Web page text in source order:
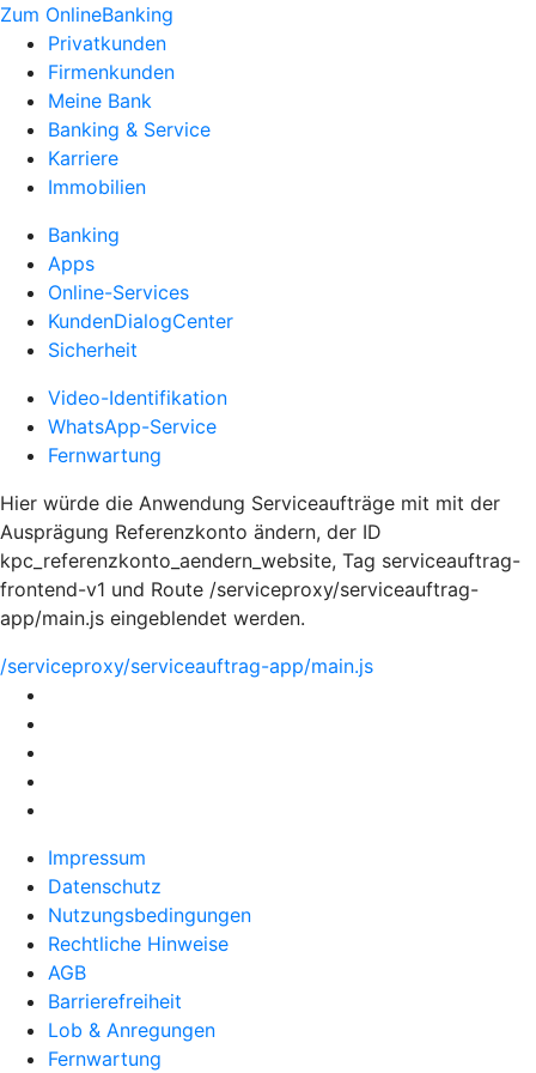
Zum OnlineBanking
Privatkunden
Firmenkunden
Meine Bank
Banking & Service
Karriere
Immobilien
Banking
Apps
Online-Services
KundenDialogCenter
Sicherheit
Video-Identifikation
WhatsApp-Service
Fernwartung
Hier würde die Anwendung Serviceaufträge mit mit der
Ausprägung Referenzkonto ändern, der ID
kpc_referenzkonto_aendern_website, Tag serviceauftrag-
frontend-v1 und Route /serviceproxy/serviceauftrag-
app/main.js eingeblendet werden.
/serviceproxy/serviceauftrag-app/main.js
Impressum
Datenschutz
Nutzungsbedingungen
Rechtliche Hinweise
AGB
Barrierefreiheit
Lob & Anregungen
Fernwartung